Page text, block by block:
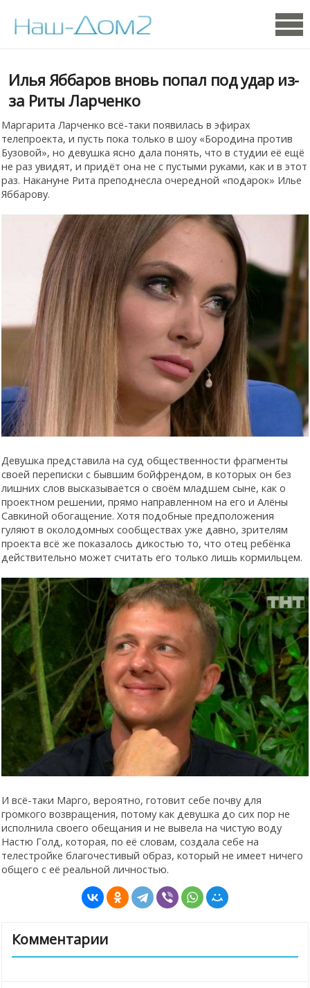
Илья Яббаров вновь попал под удар из-
за Риты Ларченко
Маргарита Ларченко всё-таки появилась в эфирах
телепроекта, и пусть пока только в шоу «Бородина против
Бузовой», но девушка ясно дала понять, что в студии её ещё
не раз увидят, и придёт она не с пустыми руками, как и в этот
раз. Накануне Рита преподнесла очередной «подарок» Илье
Яббарову.
Девушка представила на суд общественности фрагменты
своей переписки с бывшим бойфрендом, в которых он без
лишних слов высказывается о своём младшем сыне, как о
проектном решении, прямо направленном на его и Алёны
Савкиной обогащение. Хотя подобные предположения
гуляют в околодомных сообществах уже давно, зрителям
проекта всё же показалось дикостью то, что отец ребёнка
действительно может считать его только лишь кормильцем.
И всё-таки Марго, вероятно, готовит себе почву для
громкого возвращения, потому как девушка до сих пор не
исполнила своего обещания и не вывела на чистую воду
Настю Голд, которая, по её словам, создала себе на
телестройке благочестивый образ, который не имеет ничего
общего с её реальной личностью.
Комментарии